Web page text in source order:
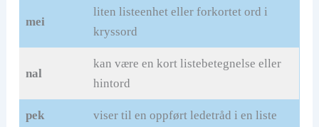
mei
liten listeenhet eller forkortet ord i
kryssord
nal
kan være en kort listebetegnelse eller
hintord
pek viser til en oppført ledetråd i en liste